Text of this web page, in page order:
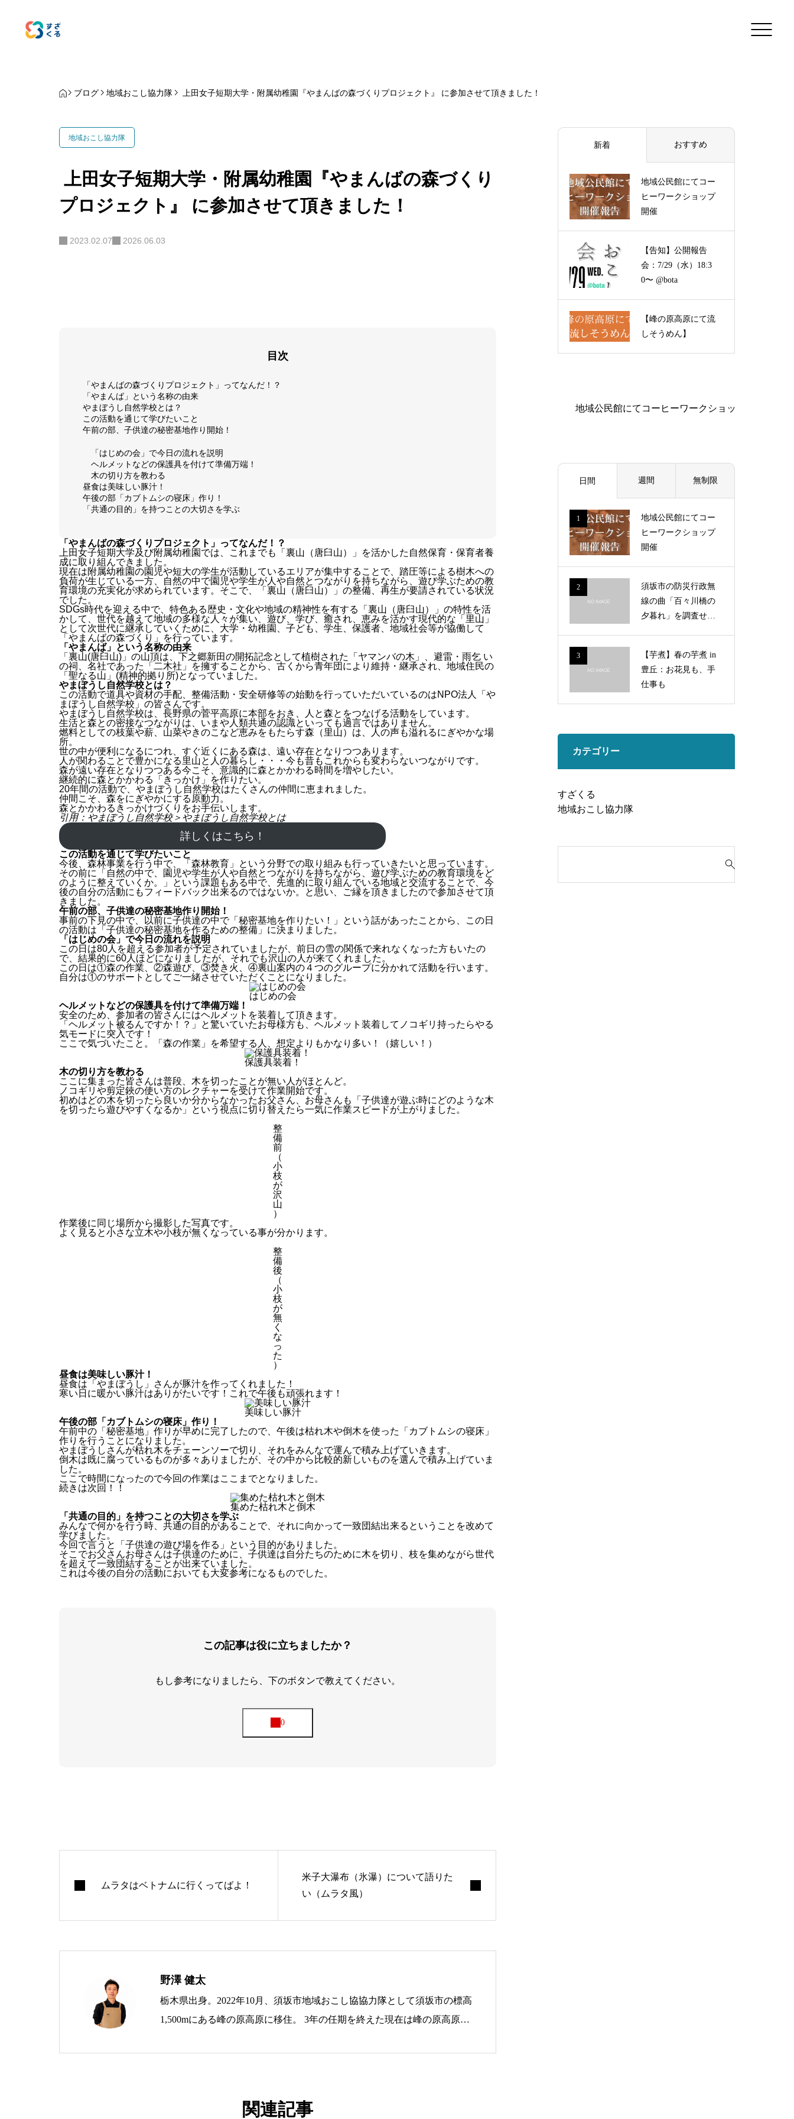
インタビュー
ブログ 地域おこし協力隊 上田女子短期大学・附属幼稚園『やまんばの森づくりプロジェクト』 に参加させて頂きました！
地域おこし協力隊
上田女子短期大学・附属幼稚園『やまんばの森づくり
プロジェクト』 に参加させて頂きました！
2023.02.07 2026.06.03
目次
「やまんばの森づくりプロジェクト」ってなんだ！？
「やまんば」という名称の由来
やまぼうし自然学校とは？
この活動を通じて学びたいこと
午前の部、子供達の秘密基地作り開始！
「はじめの会」で今日の流れを説明
ヘルメットなどの保護具を付けて準備万端！
木の切り方を教わる
昼食は美味しい豚汁！
午後の部「カブトムシの寝床」作り！
「共通の目的」を持つことの大切さを学ぶ
「やまんばの森づくりプロジェクト」ってなんだ！？
上田女子短期大学及び附属幼稚園では、これまでも「裏山（唐臼山）」を活かした自然保育・保育者養
成に取り組んできました。
現在は附属幼稚園の園児や短大の学生が活動しているエリアが集中することで、踏圧等による樹木への
負荷が生じている一方、自然の中で園児や学生が人や自然とつながりを持ちながら、遊び学ぶための教
育環境の充実化が求められています。そこで、「裏山（唐臼山）」の整備、再生が要請されている状況
でした。
SDGs時代を迎える中で、特色ある歴史・文化や地域の精神性を有する「裏山（唐臼山）」の特性を活
かして、世代を越えて地域の多様な人々が集い、遊び、学び、癒され、恵みを活かす現代的な「里山」
として次世代に継承していくために、大学・幼稚園、子ども、学生、保護者、地域社会等が協働して
「やまんばの森づくり」を行っています。
「やまんば」という名称の由来
「裏山(唐臼山)」の山頂は、下之郷新田の開拓記念として植樹された「ヤマンバの木」、避雷・雨乞 い
の祠、名社であった「二木社」を擁することから、古くから青年団により維持・継承され、地域住民の
「聖なる山」(精神的拠り所)となっていました。
やまぼうし自然学校とは？
この活動で道具や資材の手配、整備活動・安全研修等の始動を行っていただいているのはNPO法人「や
まぼうし自然学校」の皆さんです。
やまぼうし自然学校は、長野県の菅平高原に本部をおき、人と森とをつなげる活動をしています。
生活と森との密接なつながりは、いまや人類共通の認識といっても過言ではありません。
燃料としての枝葉や薪、山菜やきのこなど恵みをもたらす森（里山）は、人の声も溢れるにぎやかな場
所。
世の中が便利になるにつれ、すぐ近くにある森は、遠い存在となりつつあります。
人が関わることで豊かになる里山と人の暮らし・・・今も昔もこれからも変わらないつながりです。
森が遠い存在となりつつある今こそ、意識的に森とかかわる時間を増やしたい。
継続的に森とかかわる「きっかけ」を作りたい。
20年間の活動で、やまぼうし自然学校はたくさんの仲間に恵まれました。
仲間こそ、森をにぎやかにする原動力。
森とかかわるきっかけづくりをお手伝いします。
引用：やまぼうし自然学校＞ やまぼうし自然学校とは
詳しくはこちら！
この活動を通じて学びたいこと
今後、森林事業を行う中で、「森林教育」という分野での取り組みも行っていきたいと思っています。
その前に「自然の中で、園児や学生が人や自然とつながりを持ちながら、遊び学ぶための教育環境をど
のように整えていくか。」という課題もある中で、先進的に取り組んでいる地域と交流することで、今
後の自分の活動にもフィードバック出来るのではないか。と思い、ご縁を頂きましたので参加させて頂
きました。
午前の部、子供達の秘密基地作り開始！
事前の下見の中で、以前に子供達の中で「秘密基地を作りたい！」という話があったことから、この日
の活動は「子供達の秘密基地を作るための整備」に決まりました。
「はじめの会」で今日の流れを説明
この日は80人を超える参加者が予定されていましたが、前日の雪の関係で来れなくなった方もいたの
で、結果的に60人ほどになりましたが、それでも沢山の人が来てくれました。
この日は①森の作業、②森遊び、③焚き火、④裏山案内の４つのグループに分かれて活動を行います。
自分は①のサポートとしてご一緒させていただくことになりました。
はじめの会
ヘルメットなどの保護具を付けて準備万端！
安全のため、参加者の皆さんにはヘルメットを装着して頂きます。
「ヘルメット被るんですか！？」と驚いていたお母様方も、ヘルメット装着してノコギリ持ったらやる
気モードに突入です！
ここで気づいたこと。「森の作業」を希望する人、想定よりもかなり多い！（嬉しい！）
保護具装着！
木の切り方を教わる
ここに集まった皆さんは普段、木を切ったことが無い人がほとんど。
ノコギリや剪定鋏の使い方のレクチャーを受けて作業開始です。
初めはどの木を切ったら良いか分からなかったお父さん、お母さんも「子供達が遊ぶ時にどのような木
を切ったら遊びやすくなるか」という視点に切り替えたら一気に作業スピードが上がりました。
整
備
前
（
小
枝
が
沢
山
）
作業後に同じ場所から撮影した写真です。
よく見ると小さな立木や小枝が無くなっている事が分かります。
整
備
後
（
小
枝
が
無
く
な
っ
た
）
昼食は美味しい豚汁！
昼食は「やまぼうし」さんが豚汁を作ってくれました！
寒い日に暖かい豚汁はありがたいです！これで午後も頑張れます！
美味しい豚汁
午後の部「カブトムシの寝床」作り！
午前中の「秘密基地」作りが早めに完了したので、午後は枯れ木や倒木を使った「カブトムシの寝床」
作りを行うことになりました。
やまぼうしさんが枯れ木をチェーンソーで切り、それをみんなで運んで積み上げていきます。
倒木は既に腐っているものが多々ありましたが、その中から比較的新しいものを選んで積み上げていま
した。
ここで時間になったので今回の作業はここまでとなりました。
続きは次回！！
集めた枯れ木と倒木
「共通の目的」を持つことの大切さを学ぶ
みんなで何かを行う時、共通の目的があることで、それに向かって一致団結出来るということを改めて
学びました。
今回で言うと「子供達の遊び場を作る」という目的がありました。
そこでお父さんお母さんは子供達のために、子供達は自分たちのために木を切り、枝を集めながら世代
を超えて一致団結することが出来ていました。
これは今後の自分の活動においても大変参考になるものでした。
この記事は役に立ちましたか？
もし参考になりましたら、下のボタンで教えてください。
ムラタはベトナムに行くってばよ！
米子大瀑布（氷瀑）について語りた
い（ムラタ風）
野澤 健太
栃木県出身。2022年10月、須坂市地域おこし協協力隊として須坂市の標高
1,500mにある峰の原高原に移住。 3年の任期を終えた現在は峰の原高原を
関連記事
新着 おすすめ
地域公民館にてコー
ヒーワークショップ
開催
【告知】公開報告
会：7/29（水）18:3
0〜 @bota
【峰の原高原にて流
しそうめん】
日間 週間 無制限
1
地域公民館にてコー
ヒーワークショップ
開催
2
須坂市の防災行政無
線の曲「百々川橋の
夕暮れ」を調査せ
3
【芋煮】春の芋煮 in
豊丘：お花見も、手
仕事も
カテゴリー
すざくる
地域おこし協力隊
対